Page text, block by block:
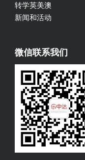
转学英美澳
新闻和活动
微信联系我们